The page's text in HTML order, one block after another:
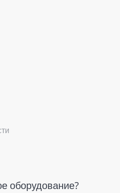
оборудование?